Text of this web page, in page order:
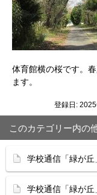
体育館横の桜です。
ます。
登録日: 2025
このカテゴリー内の
学校通信「緑が丘
学校通信「緑が丘